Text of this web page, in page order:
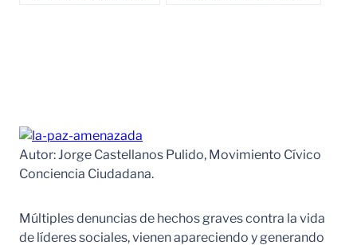
Autor: Jorge Castellanos Pulido, Movimiento Cívico
Conciencia Ciudadana.
Múltiples denuncias de hechos graves contra la vida
de líderes sociales, vienen apareciendo y generando